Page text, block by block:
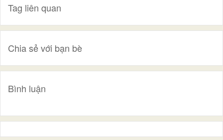
Tag liên quan
Chia sẻ với bạn bè
Bình luận